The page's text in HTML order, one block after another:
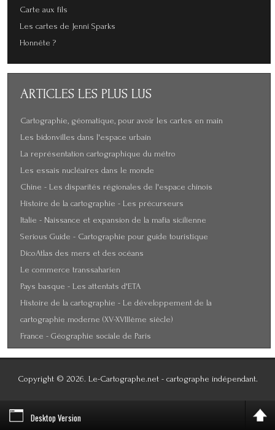
Carte aux fils
Les cartes de Jenni Sparks
Honnête ?
ARTICLES LES PLUS LUS
Cartographie, géomatique, pour avoir les cartes en main
Les bidonvilles dans l'espace urbain
La représentation cartographique du métro
Les essais nucléaires dans le monde
Chine - Les disparités régionales de l'espace chinois
Histoire de la cartographie - Les précurseurs
Italie - Naissance et expansion de la mafia sicilienne
Serious Guide - Cartographie pour guide touristique
DicoAtlas des mers et des océans
Le commerce transsaharien
Pays basque - Les attentats d'ETA
Histoire de la cartographie - Le développement de la
cartographie moderne (XV-XVIIIème siècle)
France - Géographie sociale de Paris
Copyright © 2026. Le-Cartographe.net - cartographe indépendant.
Desktop Version